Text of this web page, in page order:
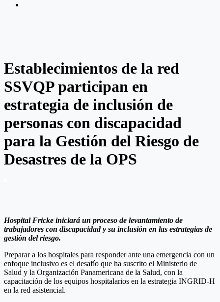
Establecimientos de la red
SSVQP participan en
estrategia de inclusión de
personas con discapacidad
para la Gestión del Riesgo de
Desastres de la OPS
Hospital Fricke iniciará un proceso de levantamiento de
trabajadores con discapacidad y su inclusión en las estrategias de
gestión del riesgo.
Preparar a los hospitales para responder ante una emergencia con un
enfoque inclusivo es el desafío que ha suscrito el Ministerio de
Salud y la Organización Panamericana de la Salud, con la
capacitación de los equipos hospitalarios en la estrategia INGRID-H
en la red asistencial.